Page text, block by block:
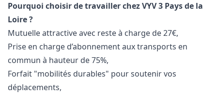
Pourquoi choisir de travailler chez VYV 3 Pays de la
Loire ?
Mutuelle attractive avec reste à charge de 27€,
Prise en charge d’abonnement aux transports en
commun à hauteur de 75%,
Forfait "mobilités durables" pour soutenir vos
déplacements,